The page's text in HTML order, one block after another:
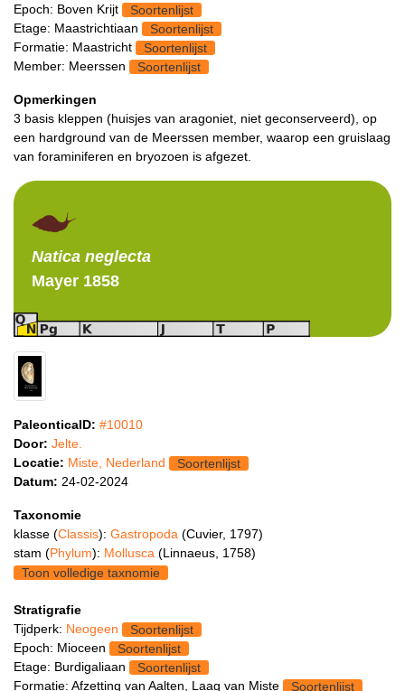
Epoch: Boven Krijt
Soortenlijst
Etage: Maastrichtiaan
Soortenlijst
Formatie: Maastricht
Soortenlijst
Member: Meerssen
Soortenlijst
Opmerkingen
3 basis kleppen (huisjes van aragoniet, niet geconserveerd), op
een hardground van de Meerssen member, waarop een gruislaag
van foraminiferen en bryozoen is afgezet.
Natica neglecta
Mayer 1858
PaleonticaID: #10010
Door: Jelte.
Locatie: Miste, Nederland
Soortenlijst
Datum: 24-02-2024
Taxonomie
klasse (Classis): Gastropoda (Cuvier, 1797)
stam (Phylum): Mollusca (Linnaeus, 1758)
Toon volledige taxnomie
Stratigrafie
Tijdperk: Neogeen
Soortenlijst
Epoch: Mioceen
Soortenlijst
Etage: Burdigaliaan
Soortenlijst
Formatie: Afzetting van Aalten, Laag van Miste
Soortenlijst